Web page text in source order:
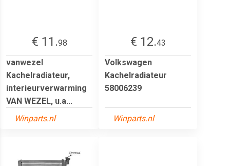
€ 11.98
vanwezel
Kachelradiateur,
interieurverwarming
VAN WEZEL, u.a...
Winparts.nl
€ 12.43
Volkswagen
Kachelradiateur
58006239
Winparts.nl